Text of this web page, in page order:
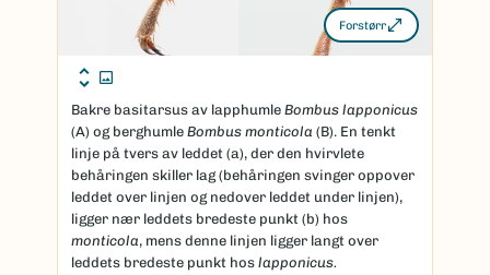
Forstørr
Bakre basitarsus av lapphumle Bombus lapponicus
(A) og berghumle Bombus monticola (B). En tenkt
linje på tvers av leddet (a), der den hvirvlete
behåringen skiller lag (behåringen svinger oppover
leddet over linjen og nedover leddet under linjen),
ligger nær leddets bredeste punkt (b) hos
monticola, mens denne linjen ligger langt over
leddets bredeste punkt hos lapponicus.